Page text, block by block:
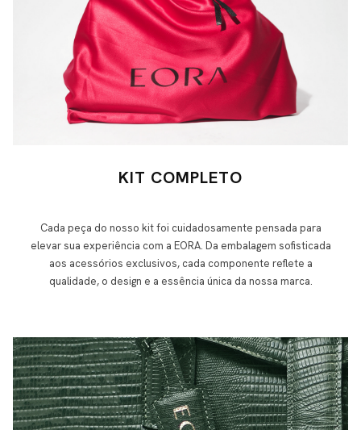
KIT COMPLETO
Cada peça do nosso kit foi cuidadosamente pensada para
elevar sua experiência com a EORA. Da embalagem sofisticada
aos acessórios exclusivos, cada componente reflete a
qualidade, o design e a essência única da nossa marca.